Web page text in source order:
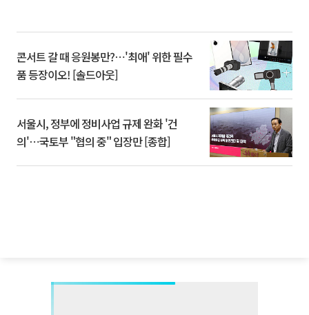
콘서트 갈 때 응원봉만?⋯'최애' 위한 필수
품 등장이오! [솔드아웃]
서울시, 정부에 정비사업 규제 완화 '건
의'⋯국토부 "협의 중" 입장만 [종합]